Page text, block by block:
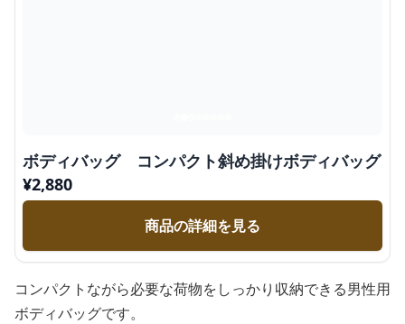
ボディバッグ コンパクト斜め掛けボディバッグ
¥2,880
商品の詳細を見る
コンパクトながら必要な荷物をしっかり収納できる男性用
ボディバッグです。